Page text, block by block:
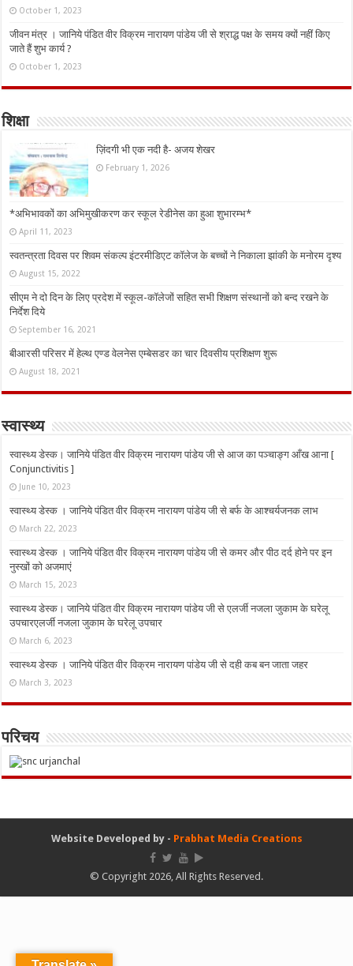
October 1, 2023
जीवन मंत्र । जानिये पंडित वीर विक्रम नारायण पांडेय जी से श्राद्ध पक्ष के समय क्यों नहीं किए
जाते हैं शुभ कार्य ?
October 1, 2023
शिक्षा
ज़िंदगी भी एक नदी है- अजय शेखर
February 1, 2026
*अभिभावकों का अभिमुखीकरण कर स्कूल रेडीनेस का हुआ शुभारम्भ*
April 11, 2023
स्वतन्त्रता दिवस पर शिवम संकल्प इंटरमीडिएट कॉलेज के बच्चों ने निकाला झांकी के मनोरम दृश्य
August 15, 2022
सीएम ने दो दिन के लिए प्रदेश में स्कूल-कॉलेजों सहित सभी शिक्षण संस्थानों को बन्द रखने के
निर्देश दिये
September 16, 2021
बीआरसी परिसर में हेल्थ एण्ड वेलनेस एम्बेसडर का चार दिवसीय प्रशिक्षण शुरू
August 18, 2021
स्वास्थ्य
स्वास्थ्य डेस्क। जानिये पंडित वीर विक्रम नारायण पांडेय जी से आज का पञ्चाङ्ग आँख आना [
Conjunctivitis ]
June 10, 2023
स्वास्थ्य डेस्क । जानिये पंडित वीर विक्रम नारायण पांडेय जी से बर्फ के आश्चर्यजनक लाभ
March 22, 2023
स्वास्थ्य डेस्क । जानिये पंडित वीर विक्रम नारायण पांडेय जी से कमर और पीठ दर्द होने पर इन
नुस्‍खों को अजमाएं
March 15, 2023
स्वास्थ्य डेस्क। जानिये पंडित वीर विक्रम नारायण पांडेय जी से एलर्जी नजला जुकाम के घरेलू
उपचारएलर्जी नजला जुकाम के घरेलू उपचार
March 6, 2023
स्वास्थ्य डेस्क । जानिये पंडित वीर विक्रम नारायण पांडेय जी से दही कब बन जाता जहर
March 3, 2023
परिचय
Website Developed by - Prabhat Media Creations
© Copyright 2026, All Rights Reserved.